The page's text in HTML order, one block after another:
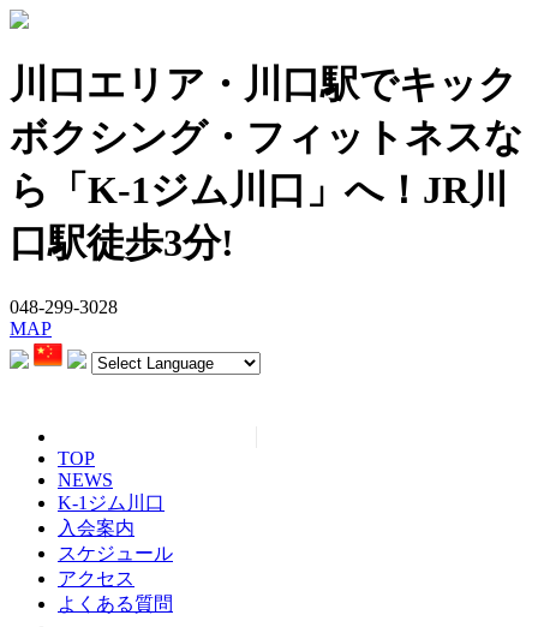
川口エリア・川口駅でキック
ボクシング・フィットネスな
ら「K-1ジム川口」へ！JR川
口駅徒歩3分!
048-299-3028
MAP
TOP
NEWS
K-1ジム川口
入会案内
スケジュール
アクセス
よくある質問